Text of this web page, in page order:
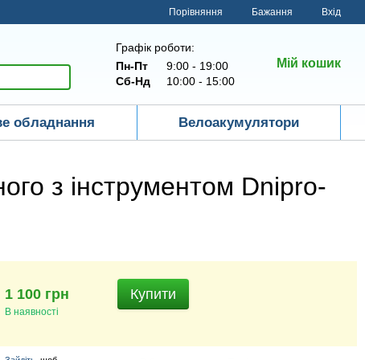
Порівняння Бажання Вхід
Графік роботи:
Пн-Пт
9:00 - 19:00
Сб-Нд
10:00 - 15:00
Мій кошик
обладнання Велоакумулятори
з інструментом Dnipro-
1 100 грн
В наявності
Купити